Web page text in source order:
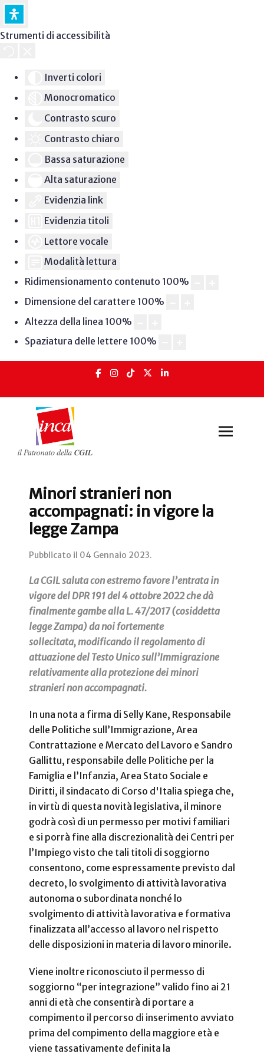
Strumenti di accessibilità
Inverti colori
Monocromatico
Contrasto scuro
Contrasto chiaro
Bassa saturazione
Alta saturazione
Evidenzia link
Evidenzia titoli
Lettore vocale
Modalità lettura
Ridimensionamento contenuto 100%
Dimensione del carattere 100%
Altezza della linea 100%
Spaziatura delle lettere 100%
Minori stranieri non
accompagnati: in vigore la
legge Zampa
Pubblicato il 04 Gennaio 2023.
La CGIL saluta con estremo favore l’entrata in
vigore del DPR 191 del 4 ottobre 2022 che dà
finalmente gambe alla L. 47/2017 (cosiddetta
legge Zampa) da noi fortemente
sollecitata, modificando il regolamento di
attuazione del Testo Unico sull’Immigrazione
relativamente alla protezione dei minori
stranieri non accompagnati.
In una nota a firma di Selly Kane, Responsabile
delle Politiche sull’Immigrazione, Area
Contrattazione e Mercato del Lavoro e Sandro
Gallittu, responsabile delle Politiche per la
Famiglia e l’Infanzia, Area Stato Sociale e
Diritti, il sindacato di Corso d'Italia spiega che,
in virtù di questa novità legislativa, il minore
godrà così di un permesso per motivi familiari
e si porrà fine alla discrezionalità dei Centri per
l’Impiego visto che tali titoli di soggiorno
consentono, come espressamente previsto dal
decreto, lo svolgimento di attività lavorativa
autonoma o subordinata nonché lo
svolgimento di attività lavorativa e formativa
finalizzata all’accesso al lavoro nel rispetto
delle disposizioni in materia di lavoro minorile.
Viene inoltre riconosciuto il permesso di
soggiorno “per integrazione” valido fino ai 21
anni di età che consentirà di portare a
compimento il percorso di inserimento avviato
prima del compimento della maggiore età e
viene tassativamente definita la